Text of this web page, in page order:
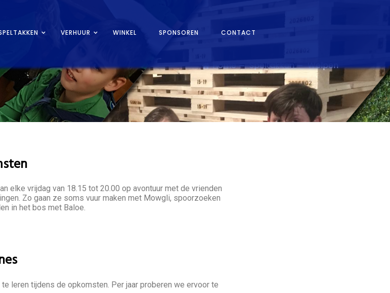
VERHUUR WINKEL SPONSOREN CONTACT
Home Speltakken Welpen
elke vrijdag van 18.15 tot 20.00 op avontuur met de vrienden
Zo gaan ze soms vuur maken met Mowgli, spoorzoeken
in het bos met Baloe.
leren tijdens de opkomsten. Per jaar proberen we ervoor te